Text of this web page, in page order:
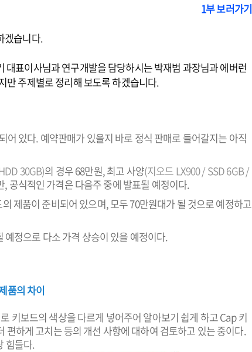
1부 보러가기
겠습니다.
대표이사님과 연구개발을 담당하시는 박재범 과장님과 에버런
만 주제별로 정리해 보도록 하겠습니다.
어 있다. 예약판매가 있을지 바로 정식 판매로 들어갈지는 아직
30GB)의 경우 68만원, 최고 사양(지오드 LX900 / SSD 6GB /
공식적인 가격은 다음주 중에 발표될 예정이다.
제품이 준비되어 있으며, 모두 70만원대가 될 것으로 예정하고
정으로 다소 가격 상승이 있을 예정이다.
품의 차이
키보드의 색상을 다르게 넣어주어 알아보기 쉽게 하고 Cap 키
편하게 고치는 등의 개선 사항에 대하여 검토하고 있는 중이다.
힘들다.